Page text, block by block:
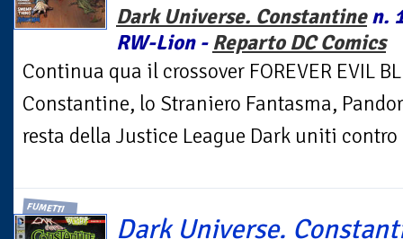
Dark Universe. Constantinen.
RW-Lion - Reparto DC Comics
Continua qua il crossover FOREVER EVIL
Constantine, lo Straniero Fantasma,
resta della Justice League Dark uniti
FUMETTI
Dark Universe.